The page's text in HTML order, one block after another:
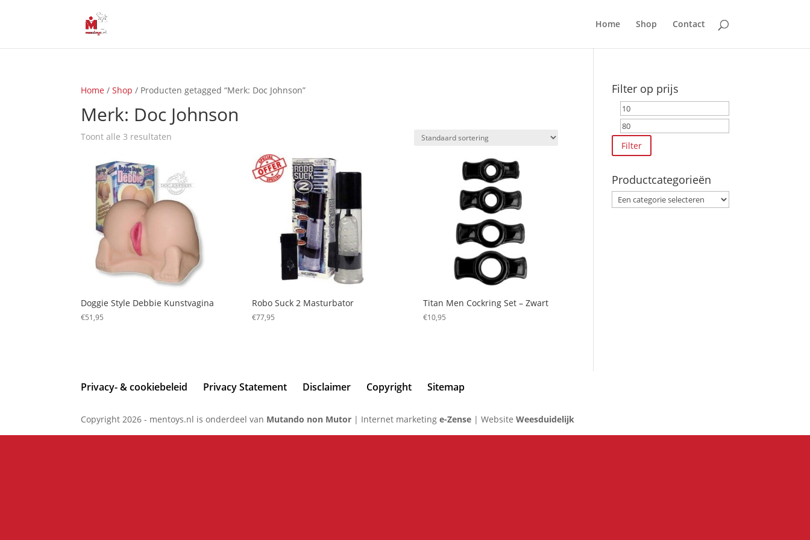
Home Shop Contact
Home /Shop / Producten getagged “Merk: Doc Johnson”
Merk: Doc Johnson
Toont alle 3 resultaten
Doggie Style Debbie Kunstvagina
€51,95
Robo Suck 2 Masturbator
€77,95
Titan Men Cockring Set – Zwart
€10,95
Filter op prijs
Min.
prijs
Filter
Productcategorieën
Privacy- & cookiebeleid Privacy Statement Disclaimer Copyright Sitemap
Copyright 2026 - mentoys.nl is onderdeel van Mutando non Mutor | Internet marketinge-Zense | WebsiteWeesduidelijk